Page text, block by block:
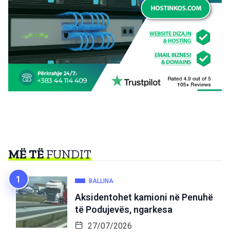
MË TËFUNDIT
BALLINA
Aksidentohet kamioni në Penuhë
të Podujevës, ngarkesa
27/07/2026